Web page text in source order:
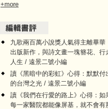
+more
九歌兩百萬小說獎人氣得主離畢華
出版新作，與詩文畫一塊簪花、行
人生 / 遠景二號小編
讀《黑暗中的彩虹》心得：默默付
的台灣之光 / 遠景二號小編
讀《我們在行愛的路上》心得：如
每一家醫院都能像屏基，就不會有